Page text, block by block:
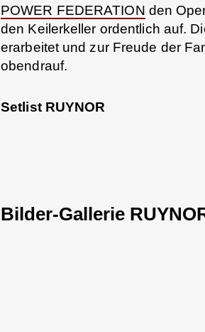
POWER FEDERATION den
den Keilerkeller ordentlich auf.
erarbeitet und zur Freude der
obendrauf.
Setlist RUYNOR
Bilder-Gallerie